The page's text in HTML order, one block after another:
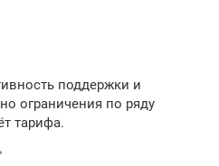
поддержки и
ограничения по ряду
тарифа.